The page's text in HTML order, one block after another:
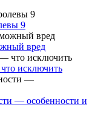
9
вред
исключить
— особенности и